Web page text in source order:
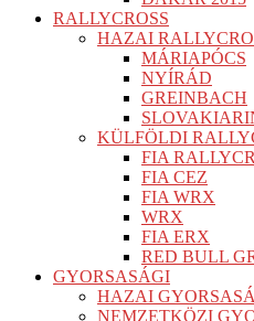
RALLYCROSS
HAZAI
MÁRIAPÓCS
NYÍRÁD
GREINBACH
KÜLFÖLDI
FIA
FIA CEZ
FIA WRX
WRX
FIA ERX
RED BULL
GYORSASÁGI
HAZAI
NEMZETKÖZI